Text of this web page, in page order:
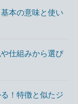
本の意味と使い
仕組みから選び
！特徴と似たジ